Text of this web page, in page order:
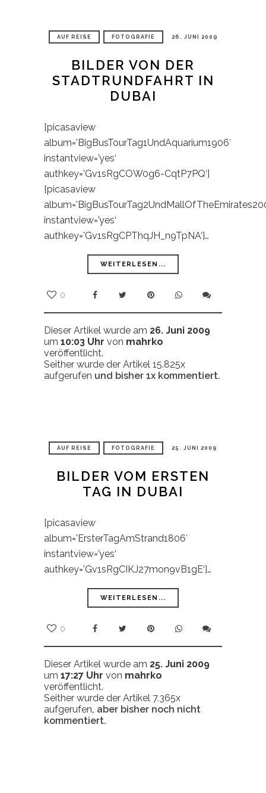
AUF REISE FOTOGRAFIE 26. JUNI 2009
BILDER VON DER
STADTRUNDFAHRT IN
DUBAI
[picasaview
album=’BigBusTourTag1UndAquarium1906′
instantview=’yes‘
authkey=’Gv1sRgCOW0g6-CqtP7PQ‘]
[picasaview
instantview=’yes‘
authkey=’Gv1sRgCPThqJH_n9TpNA‘]…
WEITERLESEN...
0
Dieser Artikel wurde am 26. Juni 2009
um 10:03 Uhr von mahrko
veröffentlicht.
Seither wurde der Artikel 15.825x
aufgerufen und bisher 1x kommentiert.
AUF REISE FOTOGRAFIE 25. JUNI 2009
BILDER VOM ERSTEN
TAG IN DUBAI
[picasaview
album=’ErsterTagAmStrand1806′
instantview=’yes‘
authkey=’Gv1sRgCIKJ27mon9vB1gE‘]…
WEITERLESEN...
0
Dieser Artikel wurde am 25. Juni 2009
um 17:27 Uhr von mahrko
veröffentlicht.
Seither wurde der Artikel 7.365x
aufgerufen, aber bisher noch nicht
kommentiert.